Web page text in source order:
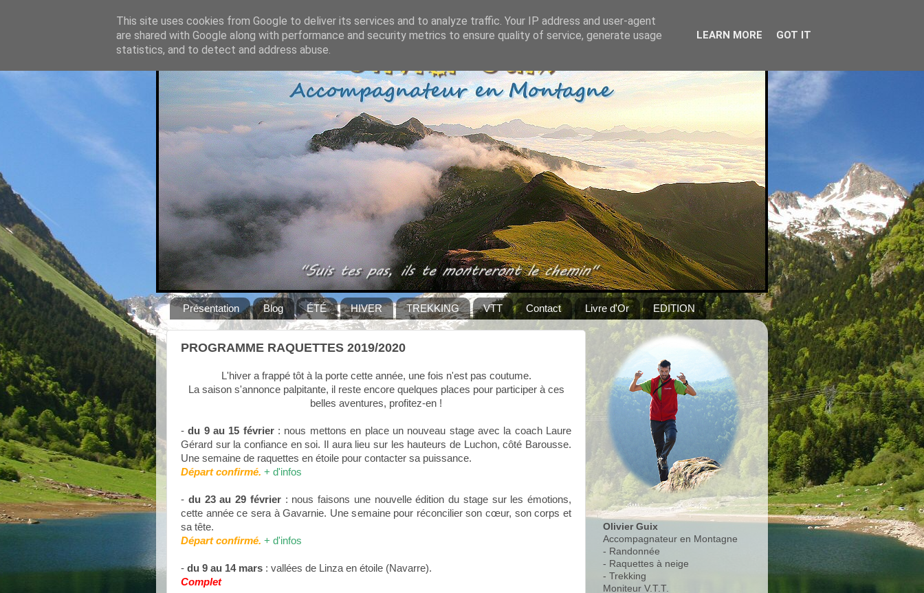
Présentation Blog ÉTÉ HIVER TREKKING VTT Contact Livre d'Or EDITION
PROGRAMME RAQUETTES 2019/2020
L'hiver a frappé tôt à la porte cette année, une fois n'est pas coutume.
La saison s'annonce palpitante, il reste encore quelques places pour participer à ces
belles aventures, profitez-en !
-du 9 au 15 février : nous mettons en place un nouveau stage avec la coach Laure
Gérard sur la confiance en soi. Il aura lieu sur les hauteurs de Luchon, côté Barousse.
Une semaine de raquettes en étoile pour contacter sa puissance.
Départ confirmé. + d'infos
- du 23 au 29 février: nous faisons une nouvelle édition du stage sur les émotions,
cette année ce sera à Gavarnie. Une semaine pour réconcilier son cœur, son corps et
sa tête.
Départ confirmé. + d'infos
- du 9 au 14 mars : vallées de Linza en étoile (Navarre).
Complet
Olivier Guix
Accompagnateur en Montagne
- Randonnée
- Raquettes à neige
- Trekking
Moniteur V.T.T.
This site uses cookies from Google to deliver its services and to analyze traffic. Your IP address and user-agent
are shared with Google along with performance and security metrics to ensure quality of service, generate usage
statistics, and to detect and address abuse.
LEARN MORE GOT IT